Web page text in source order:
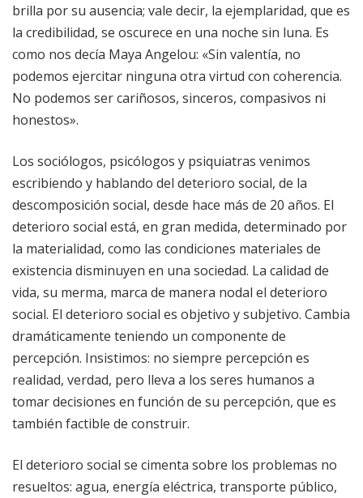
brilla por su ausencia; vale decir, la ejemplaridad, que es
la credibilidad, se oscurece en una noche sin luna. Es
como nos decía Maya Angelou: «Sin valentía, no
podemos ejercitar ninguna otra virtud con coherencia.
No podemos ser cariñosos, sinceros, compasivos ni
honestos».
Los sociólogos, psicólogos y psiquiatras venimos
escribiendo y hablando del deterioro social, de la
descomposición social, desde hace más de 20 años. El
deterioro social está, en gran medida, determinado por
la materialidad, como las condiciones materiales de
existencia disminuyen en una sociedad. La calidad de
vida, su merma, marca de manera nodal el deterioro
social. El deterioro social es objetivo y subjetivo. Cambia
dramáticamente teniendo un componente de
percepción. Insistimos: no siempre percepción es
realidad, verdad, pero lleva a los seres humanos a
tomar decisiones en función de su percepción, que es
también factible de construir.
El deterioro social se cimenta sobre los problemas no
resueltos: agua, energía eléctrica, transporte público,